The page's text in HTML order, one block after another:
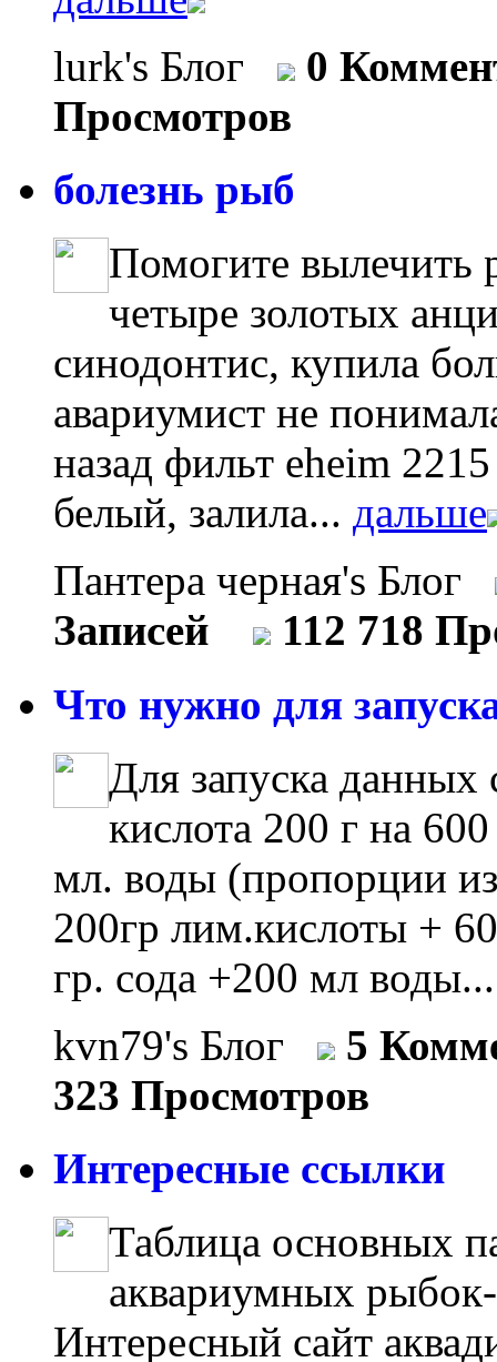
lurk's Блог
0
Просмотров
болезнь рыб
Помогите вылечить
четыре золотых
синодонтис, купила
авариумист не
назад фильт eheim
белый, залила... дальше
Пантера черная's Блог
Записей
112 718
Что нужно для
Для запуска
кислота 200 г на
мл. воды (пропорции
200гр лим.кислоты +
гр. сода +200 мл
kvn79's Блог
5
323 Просмотров
Интересные ссылки
Таблица основных
аквариумных
Интересный сайт